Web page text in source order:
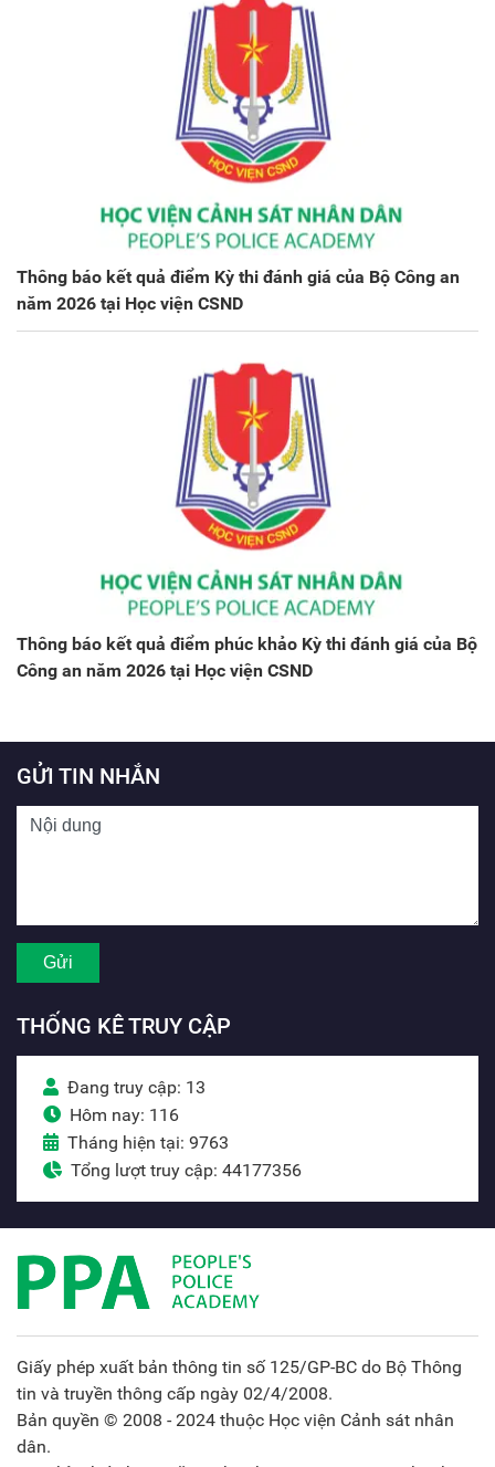
Thông báo kết quả điểm Kỳ thi đánh giá của Bộ Công an
năm 2026 tại Học viện CSND
Thông báo kết quả điểm phúc khảo Kỳ thi đánh giá của Bộ
Công an năm 2026 tại Học viện CSND
GỬI TIN NHẮN
THỐNG KÊ TRUY CẬP
Đang truy cập: 13
Hôm nay: 116
Tháng hiện tại: 9763
Tổng lượt truy cập: 44177356
Giấy phép xuất bản thông tin số 125/GP-BC do Bộ Thông
tin và truyền thông cấp ngày 02/4/2008.
Bản quyền © 2008 - 2024 thuộc Học viện Cảnh sát nhân
dân.